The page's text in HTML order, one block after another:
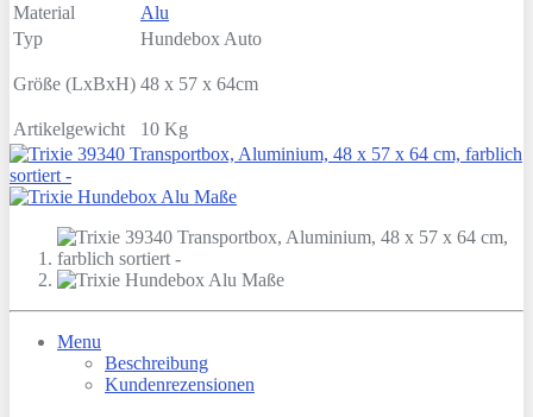
Material
Alu
Typ
Hundebox Auto
Größe (LxBxH) 48 x 57 x 64cm
Artikelgewicht 10 Kg
Menu
Beschreibung
Kundenrezensionen